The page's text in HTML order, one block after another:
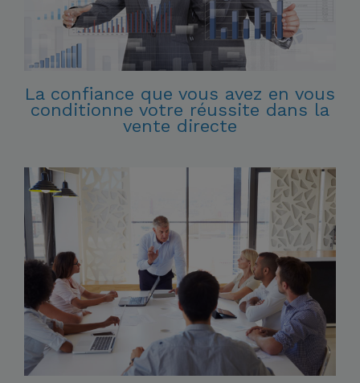
La confiance que vous avez en vous
conditionne votre réussite dans la
vente directe